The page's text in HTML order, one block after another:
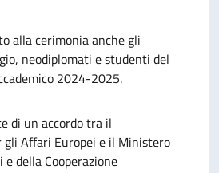
alla cerimonia anche gli
neodiplomati e studenti del
2024-2025.
di un accordo tra il
Affari Europei e il Ministero
della Cooperazione